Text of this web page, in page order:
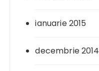
ianuarie 2015
decembrie 2014